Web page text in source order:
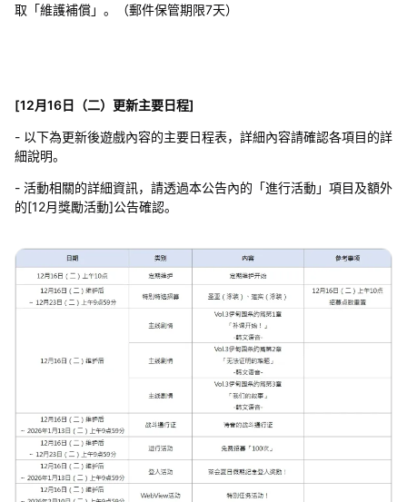
取「維護補償」。（郵件保管期限7天）
[12月16日（二）更新主要日程]
- 以下為更新後遊戲內容的主要日程表，詳細內容請確認各項目的詳
細說明。
- 活動相關的詳細資訊，請透過本公告內的「進行活動」項目及額外
的[12月獎勵活動]公告確認。